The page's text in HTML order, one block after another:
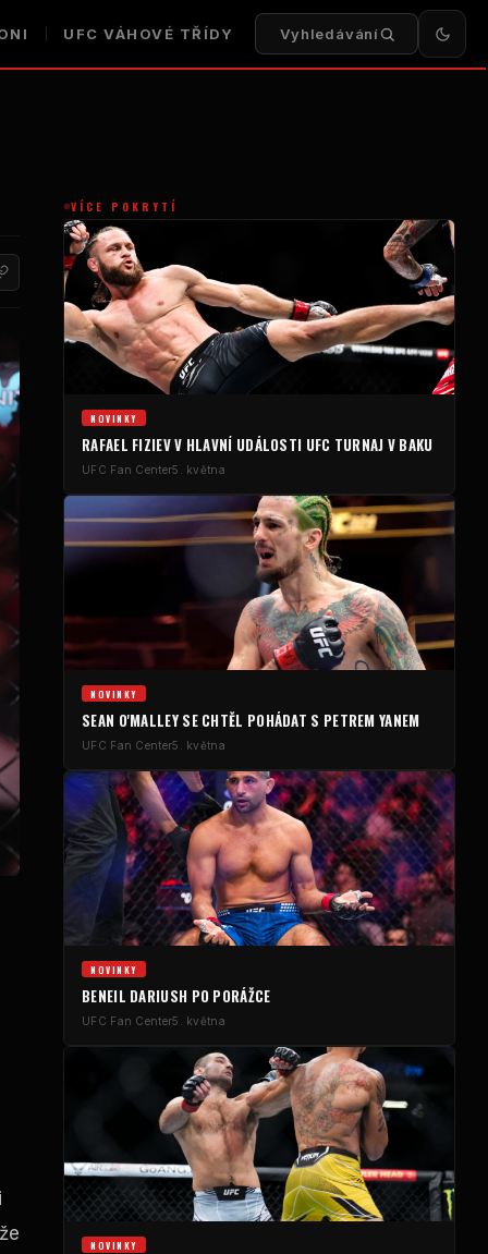
UFC VÁHOVÉ TŘÍDY Vyhledávání
VÍCE POKRYTÍ
NOVINKY
RAFAEL FIZIEV V HLAVNÍ UDÁLOSTI UFC TURNAJ V BAKU
UFC Fan Center5. května
NOVINKY
SEAN O'MALLEY SE CHTĚL POHÁDAT S PETREM YANEM
UFC Fan Center5. května
NOVINKY
BENEIL DARIUSH PO PORÁŽCE
UFC Fan Center5. května
NOVINKY